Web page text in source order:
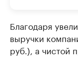
Благодаря
выручки
руб.), а чистой